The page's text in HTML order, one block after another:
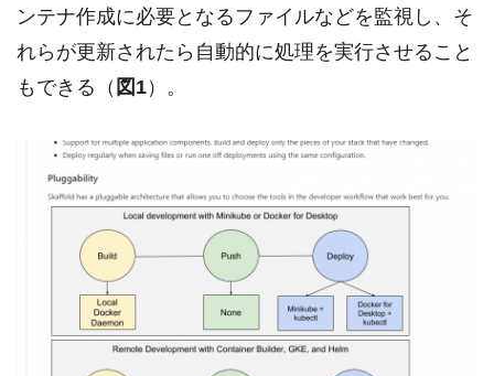
ンテナ作成に必要となるファイルなどを監視し、そ
れらが更新されたら自動的に処理を実行させること
もできる（ 図1）。